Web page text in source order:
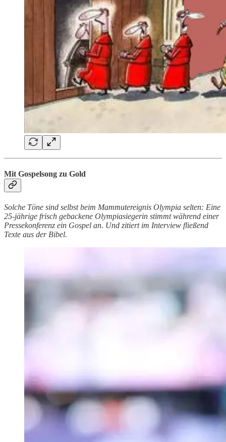
Mit Gospelsong zu Gold
Solche Töne sind selbst beim Mammutereignis Olympia selten: Eine
25-jährige frisch gebackene Olympiasiegerin stimmt während einer
Pressekonferenz ein Gospel an. Und zitiert im Interview fließend
Texte aus der Bibel.